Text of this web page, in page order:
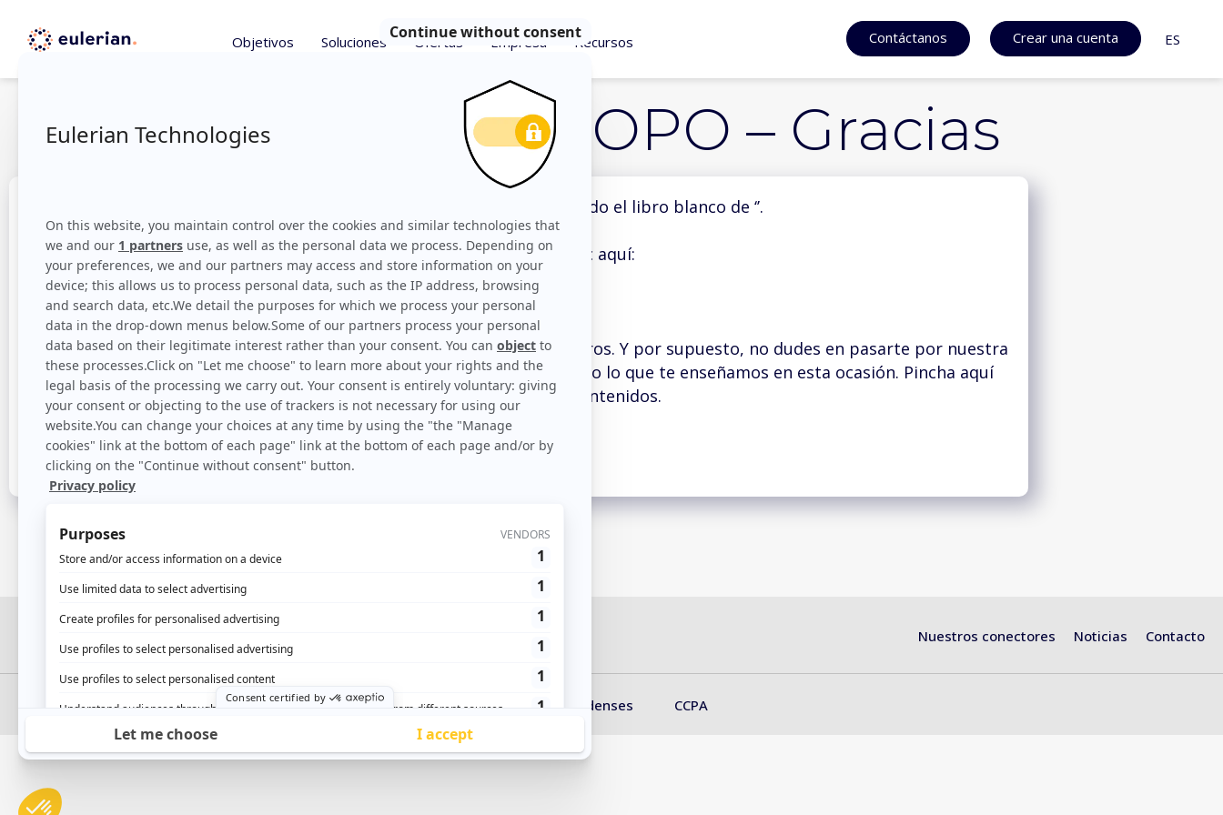
Objetivos Soluciones Ofertas Empresa Recursos Contáctanos Crear una cuenta ES
La guía oficial del ROPO – Gracias
Te agradecemos mucho haber descargado el libro blanco de ‘’.
Para visualizarlo haz clic aquí:
Ver el libro blanco
Si tienes alguna pregunta, no dudes en ponerte en contacto con nosotros. Y por supuesto, no dudes en pasarte por nuestra
sección de libros blancos y casos de uso que van a complementar todo lo que te enseñamos en esta ocasión. Pincha aquí
para acceder al resto de contenidos.
Un cordial saludo.
Nuestros conectores Noticias Contacto
Privacidad Nota legal GDPR Leyes canadienses Leyes estadounidenses CCPA